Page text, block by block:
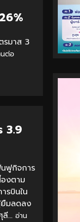
รมาส 3
ต่อ
3.9
ฟูกิจการ
งตาม
รบินใน
มลดลง
... อ่าน